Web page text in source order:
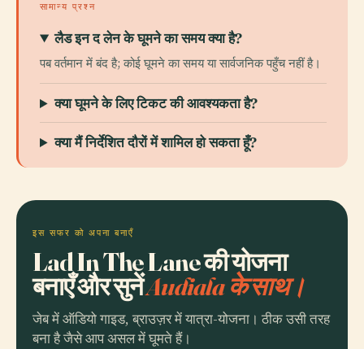
सामान्य प्रश्न
लैड इन द लेन के घूमने का समय क्या है?
पब वर्तमान में बंद है; कोई घूमने का समय या सार्वजनिक पहुँच नहीं है।
क्या घूमने के लिए टिकट की आवश्यकता है?
क्या मैं निर्देशित दौरों में शामिल हो सकता हूँ?
इस सफर को अपना बनाएँ
Lad In The Lane की योजना
बनाएँ और सुनेंAudiala के साथ।
जेब में ऑडियो गाइड, ब्राउज़र में यात्रा-योजना। ठीक उसी तरह
बना है जैसे आप असल में घूमते हैं।